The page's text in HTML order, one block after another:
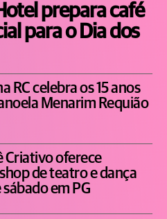
prepara café
para o Dia dos
RC celebra os 15 anos
Menarim Requião
Criativo oferece
de teatro e dança
sábado em PG